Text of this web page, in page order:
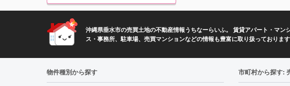
沖縄県垂水市の売買土地の不動産情報うちなーらいふ。 賃貸アパート・マ
ス・事務所、駐車場、売買マンションなどの情報も豊富に取り扱っておりま
物件種別から探す 市町村から探す: